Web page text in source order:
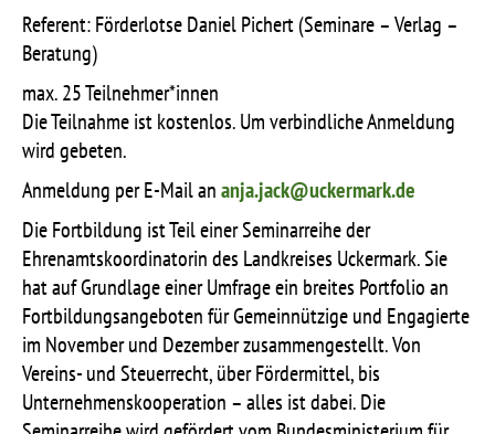
Referent: Förderlotse Daniel Pichert (Seminare – Verlag –
Beratung)
max. 25 Teilnehmer*innen
Die Teilnahme ist kostenlos.Um verbindliche Anmeldung
wird gebeten.
Anmeldung per E-Mail ananja.jack@uckermark.de
Die Fortbildung ist Teil einer Seminarreihe der
Ehrenamtskoordinatorin des Landkreises Uckermark. Sie
hat auf Grundlage einer Umfrage ein breites Portfolio an
Fortbildungsangeboten für Gemeinnützige und Engagierte
im November und Dezember zusammengestellt. Von
Vereins- und Steuerrecht, über Fördermittel, bis
Unternehmenskooperation – alles ist dabei. Die